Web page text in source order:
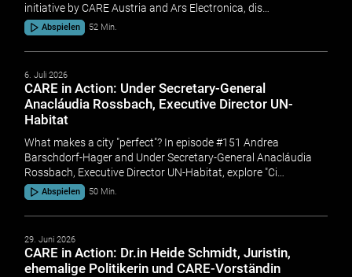
initiative by CARE Austria and Ars Electronica, dis…
Abspielen 52 Min.
6. Juli 2026
CARE in Action: Under Secretary-General
Anacláudia Rossbach, Executive Director UN-
Habitat
What makes a city "perfect"? In episode #151 Andrea
Barschdorf-Hager and Under Secretary-General Anacláudia
Rossbach, Executive Director UN-Habitat, explore "Ci…
Abspielen 50 Min.
29. Juni 2026
CARE in Action: Dr.in Heide Schmidt, Juristin,
ehemalige Politikerin und CARE-Vorständin